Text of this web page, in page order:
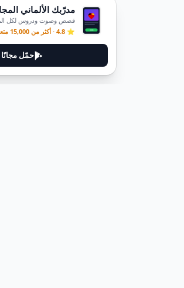
مدرّبك الألماني
قصص وصوت ودروس لكل
⭐ 4.8 · أكثر من 15,000 متعلّم
حمّل مجانًا